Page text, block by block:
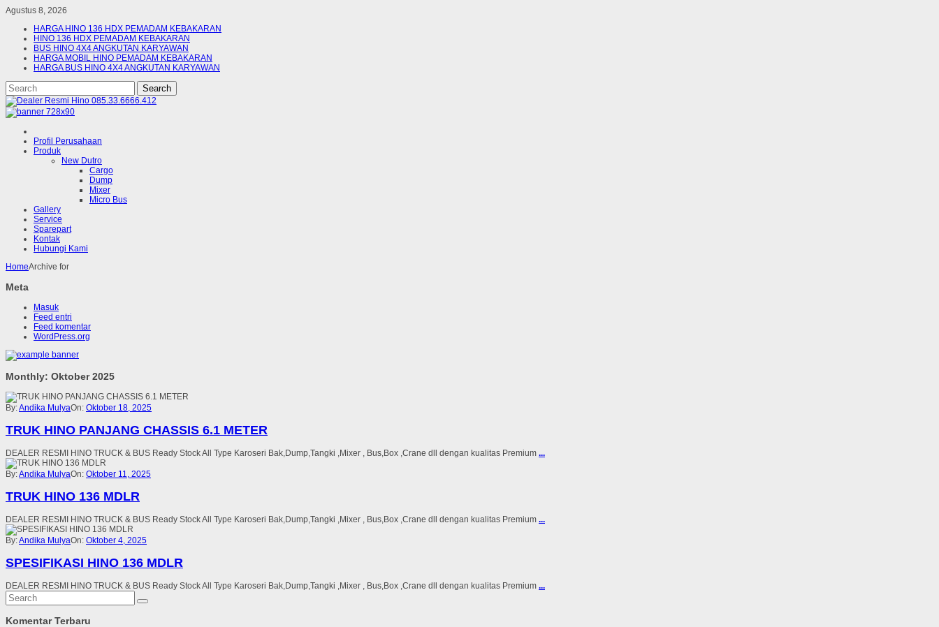
Agustus 8, 2026
HARGA HINO 136 HDX PEMADAM KEBAKARAN
HINO 136 HDX PEMADAM KEBAKARAN
BUS HINO 4X4 ANGKUTAN KARYAWAN
HARGA MOBIL HINO PEMADAM KEBAKARAN
HARGA BUS HINO 4X4 ANGKUTAN KARYAWAN
Profil Perusahaan
Produk
New Dutro
Cargo
Dump
Mixer
Micro Bus
Gallery
Service
Sparepart
Kontak
Hubungi Kami
HomeArchive for
Meta
Masuk
Feed entri
Feed komentar
WordPress.org
Monthly: Oktober 2025
By:Andika MulyaOn: Oktober 18, 2025
TRUK HINO PANJANG CHASSIS 6.1 METER
DEALER RESMI HINO TRUCK & BUS Ready Stock All Type Karoseri Bak,Dump,Tangki ,Mixer , Bus,Box ,Crane dll dengan kualitas Premium ...
By:Andika MulyaOn: Oktober 11, 2025
TRUK HINO 136 MDLR
DEALER RESMI HINO TRUCK & BUS Ready Stock All Type Karoseri Bak,Dump,Tangki ,Mixer , Bus,Box ,Crane dll dengan kualitas Premium ...
By:Andika MulyaOn: Oktober 4, 2025
SPESIFIKASI HINO 136 MDLR
DEALER RESMI HINO TRUCK & BUS Ready Stock All Type Karoseri Bak,Dump,Tangki ,Mixer , Bus,Box ,Crane dll dengan kualitas Premium ...
Komentar Terbaru